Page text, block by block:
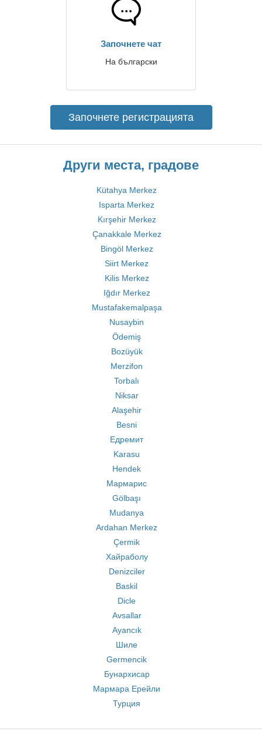
Започнете чат
На български
Започнете регистрацията
Други места, градове
Kütahya Merkez
Isparta Merkez
Kırşehir Merkez
Çanakkale Merkez
Bingöl Merkez
Siirt Merkez
Kilis Merkez
Iğdır Merkez
Mustafakemalpaşa
Nusaybin
Ödemiş
Bozüyük
Merzifon
Torbalı
Niksar
Alaşehir
Besni
Едремит
Karasu
Hendek
Мармарис
Gölbaşı
Mudanya
Ardahan Merkez
Çermik
Хайраболу
Denizciler
Baskil
Dicle
Avsallar
Ayancık
Шиле
Germencik
Бунархисар
Мармара Ерейли
Турция